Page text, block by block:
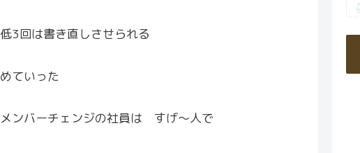
回は書き直しさせられる
ていった
バーチェンジの社員は すげ〜人で